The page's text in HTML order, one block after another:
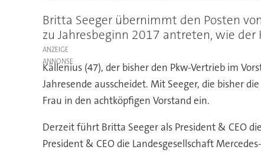
Britta Seeger übernimmt den Posten
zu Jahresbeginn 2017 antreten, wie
ANZEIGE
Källenius (47), der bisher den Pkw-Vertrieb im
Jahresende ausscheidet. Mit Seeger, die bisher
Frau in den achtköpfigen Vorstand ein.
Derzeit führt Britta Seeger als President & CEO
President & CEO die Landesgesellschaft